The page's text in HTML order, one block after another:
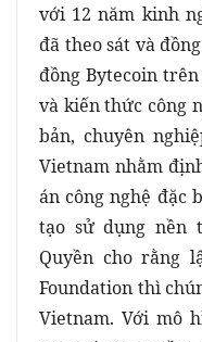
với 12 năm kinh
đã theo sát và
đồng Bytecoin
và kiến thức công
bản, chuyên
Vietnam nhằm
án công nghệ đặc
tạo sử dụng nền
Quyền cho rằng
Foundation thì
Vietnam. Với mô